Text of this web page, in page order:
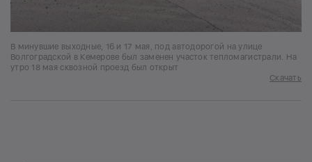
В минувшие выходные, 16 и 17 мая, под автодорогой на улице
Волгоградской в Кемерове был заменен участок тепломагистрали. На
утро 18 мая сквозной проезд был открыт
Скачать